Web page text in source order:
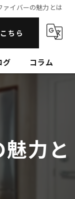
ァイバーの魅力とは
ちら
グ コラム
力と